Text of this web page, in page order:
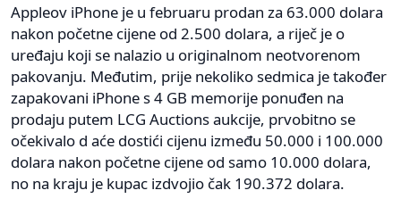
Appleov iPhone je u februaru prodan za 63.000 dolara
nakon početne cijene od 2.500 dolara, a riječ je o
uređaju koji se nalazio u originalnom neotvorenom
pakovanju. Međutim, prije nekoliko sedmica je također
zapakovani iPhone s 4 GB memorije ponuđen na
prodaju putem LCG Auctions aukcije, prvobitno se
očekivalo d aće dostići cijenu između 50.000 i 100.000
dolara nakon početne cijene od samo 10.000 dolara,
no na kraju je kupac izdvojio čak 190.372 dolara.